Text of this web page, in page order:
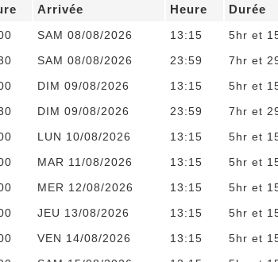
Arrivée Heure Durée
SAM 08/08/2026 13:15 5hr et
SAM 08/08/2026 23:59 7hr et
DIM 09/08/2026 13:15 5hr et
DIM 09/08/2026 23:59 7hr et
LUN 10/08/2026 13:15 5hr et
MAR 11/08/2026 13:15 5hr et
MER 12/08/2026 13:15 5hr et
JEU 13/08/2026 13:15 5hr et
VEN 14/08/2026 13:15 5hr et